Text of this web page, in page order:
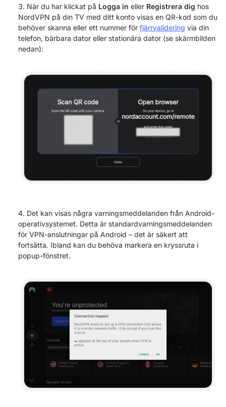
När du har klickat på Logga in eller Registrera dig hos
NordVPN på din TV med ditt konto visas en QR-kod som du
behöver skanna eller ett nummer för fjärrvalidering via din
telefon, bärbara dator eller stationära dator (se skärmbilden
nedan):
Det kan visas några varningsmeddelanden från Android-
operativsystemet. Detta är standardvarningsmeddelanden
för VPN-anslutningar på Android – det är säkert att
fortsätta. Ibland kan du behöva markera en kryssruta i
popup-fönstret.